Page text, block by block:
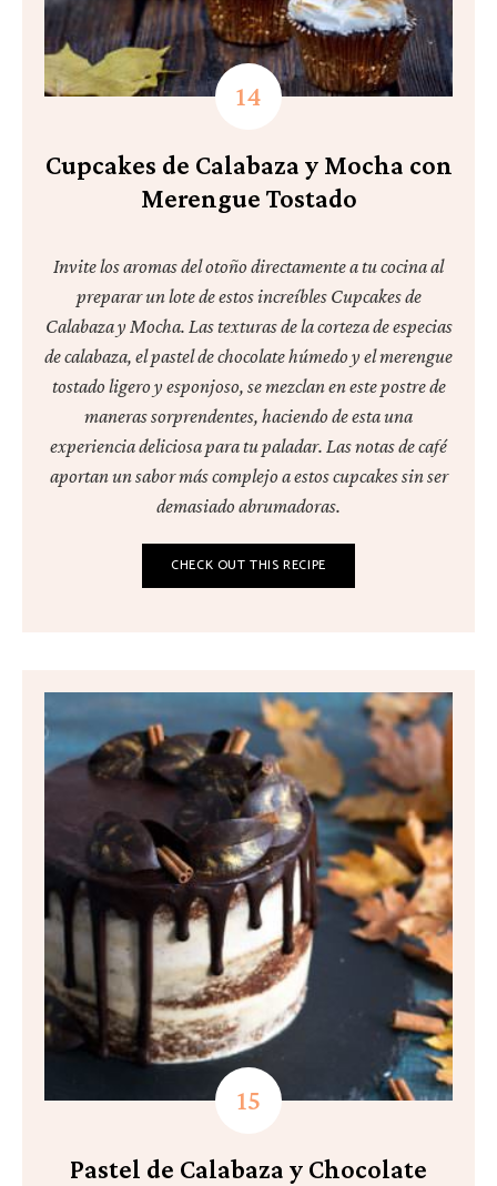
Cupcakes de Calabaza y Mocha con
Merengue Tostado
Invite los aromas del otoño directamente a tu cocina al
preparar un lote de estos increíbles Cupcakes de
Calabaza y Mocha. Las texturas de la corteza de especias
de calabaza, el pastel de chocolate húmedo y el merengue
tostado ligero y esponjoso, se mezclan en este postre de
maneras sorprendentes, haciendo de esta una
experiencia deliciosa para tu paladar. Las notas de café
aportan un sabor más complejo a estos cupcakes sin ser
demasiado abrumadoras.
CHECK OUT THIS RECIPE
Pastel de Calabaza y Chocolate